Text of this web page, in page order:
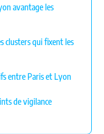
avantage les
clusters qui fixent les
entre Paris et Lyon
de vigilance